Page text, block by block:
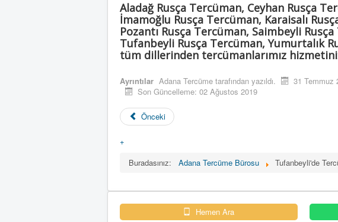
Aladağ Rusça Tercüman, Ceyhan Rusça
İmamoğlu Rusça Tercüman, Karaisalı
Pozantı Rusça Tercüman, Saimbeyli
Tufanbeyli Rusça Tercüman, Yumurtalık
tüm dillerinden tercümanlarımız
Ayrıntılar Adana Tercüme tarafından yazıldı. 31 Temmuz
Son Güncelleme: 02 Ağustos 2019
Önceki
+
Buradasınız:
Adana Tercüme Bürosu Tufanbeyli'de
Hemen Ara